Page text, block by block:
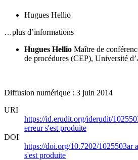
Hugues Hellio
…plus d’informations
Hugues Hellio Maître de
de procédures (CEP), Université
Diffusion numérique : 3 juin 2014
URI
https://id.erudit.org/iderudit/
erreur s'est produite
DOI
https://doi.org/10.7202/1025503ar
s'est produite